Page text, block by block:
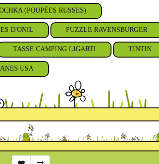
(POUPÉES RUSSES)
D'ONIL PUZZLE RAVENSBURGER
TASSE CAMPING LIGARTI TINTIN
USA